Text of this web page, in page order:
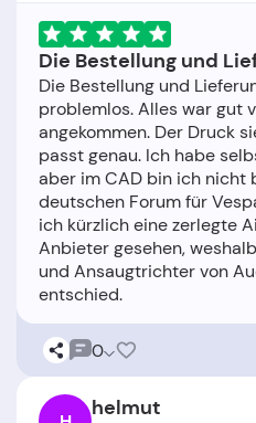
Die Bestellung und
Die Bestellung und
problemlos. Alles war gut
angekommen. Der Druck
passt genau. Ich habe
aber im CAD bin ich nicht
deutschen Forum für
ich kürzlich eine zerlegte
Anbieter gesehen,
und Ansaugtrichter von
0
helmut